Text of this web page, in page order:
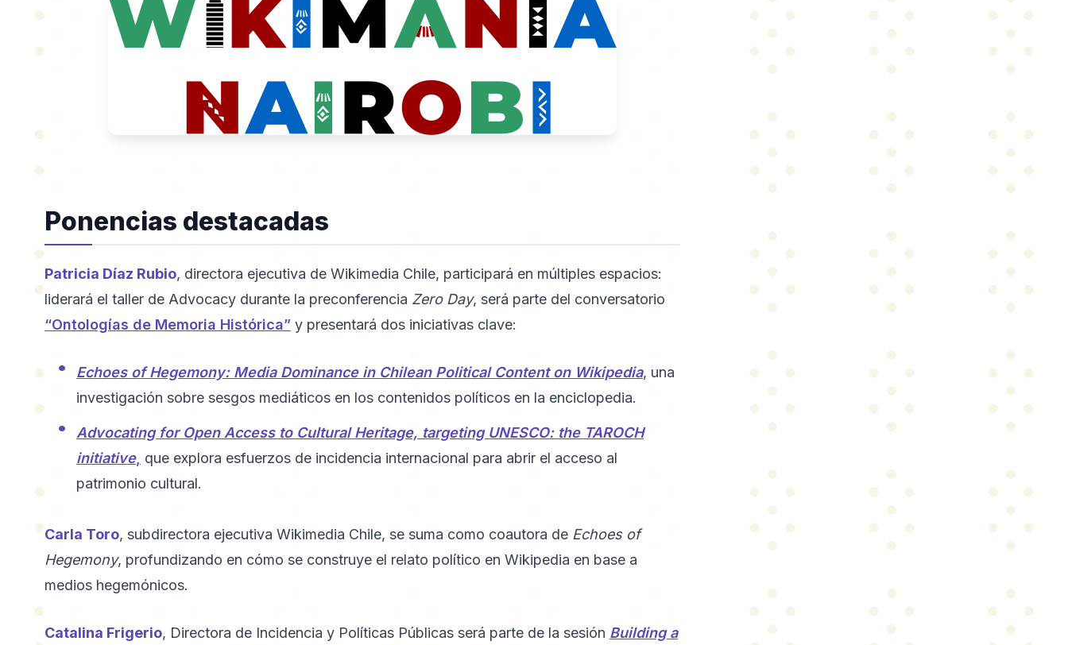
Ponencias destacadas
Patricia Díaz Rubio, directora ejecutiva de Wikimedia Chile, participará en múltiples espacios:
liderará el taller de Advocacy durante la preconferencia Zero Day, será parte del conversatorio
“Ontologías de Memoria Histórica” y presentará dos iniciativas clave:
Echoes of Hegemony: Media Dominance in Chilean Political Content on Wikipedia, una
investigación sobre sesgos mediáticos en los contenidos políticos en la enciclopedia.
Advocating for Open Access to Cultural Heritage, targeting UNESCO: the TAROCH
initiative, que explora esfuerzos de incidencia internacional para abrir el acceso al
patrimonio cultural.
Carla Toro, subdirectora ejecutiva Wikimedia Chile, se suma como coautora de Echoes of
Hegemony, profundizando en cómo se construye el relato político en Wikipedia en base a
medios hegemónicos.
Catalina Frigerio, Directora de Incidencia y Políticas Públicas será parte de la sesión Building a